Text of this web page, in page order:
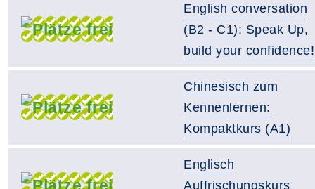
English conversation
(B2 - C1): Speak Up,
build your confidence!
Chinesisch zum
Kennenlernen:
Kompaktkurs (A1)
Englisch
Auffrischungskurs